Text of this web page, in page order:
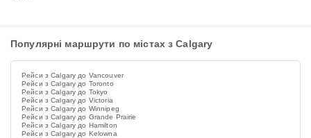
Популярні маршрути по містах з Calgary
Рейси з Calgary до Vancouver
Рейси з Calgary до Toronto
Рейси з Calgary до Tokyo
Рейси з Calgary до Victoria
Рейси з Calgary до Winnipeg
Рейси з Calgary до Grande Prairie
Рейси з Calgary до Hamilton
Рейси з Calgary до Kelowna